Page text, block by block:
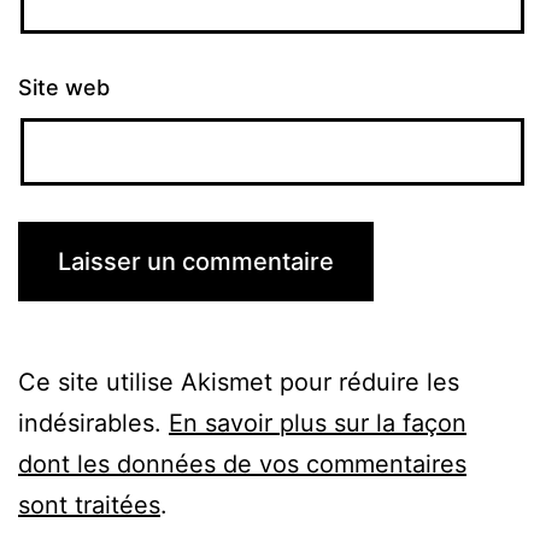
Site web
Ce site utilise Akismet pour réduire les
indésirables. En savoir plus sur la façon
dont les données de vos commentaires
sont traitées.